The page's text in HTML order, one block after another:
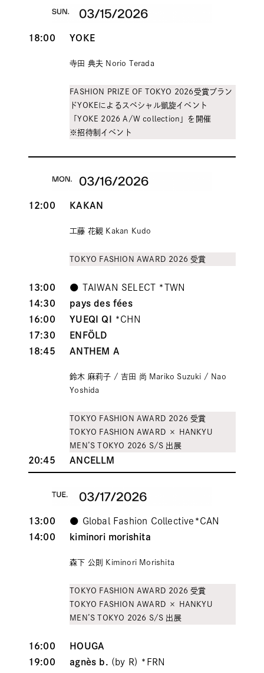
18:00 YOKE
寺田 典夫 Norio Terada
FASHION PRIZE OF TOKYO 2026受賞ブラン
ドYOKEによるスペシャル凱旋イベント
「YOKE 2026 A/W collection」を開催
※招待制イベント
12:00 KAKAN
工藤 花観 Kakan Kudo
TOKYO FASHION AWARD 2026 受賞
13:00 ● TAIWAN SELECT *TWN
14:30
pays des fées
16:00
YUEQI QI
*CHN
17:30
ENFÖLD
18:45
ANTHEM A
鈴木 麻莉子 / 吉田 尚 Mariko Suzuki / Nao
Yoshida
TOKYO FASHION AWARD 2026 受賞
TOKYO FASHION AWARD × HANKYU
MEN’S TOKYO 2026 S/S 出 展
20:45 ANCELLM
13:00 ● Global Fashion Collective *CAN
14:00
kiminori morishita
森下 公則 Kiminori Morishita
TOKYO FASHION AWARD 2026 受賞
TOKYO FASHION AWARD × HANKYU
MEN’S TOKYO 2026 S/S 出 展
16:00
HOUGA
19:00
agnès b. (by R) *FRN